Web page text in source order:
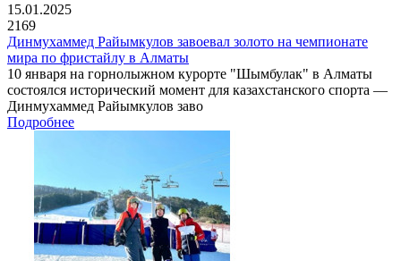
15.01.2025
2169
Динмухаммед Райымкулов завоевал золото на чемпионате
мира по фристайлу в Алматы
10 января на горнолыжном курорте "Шымбулак" в Алматы
состоялся исторический момент для казахстанского спорта —
Динмухаммед Райымкулов заво
Подробнее